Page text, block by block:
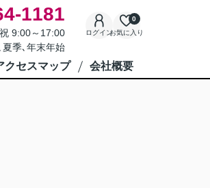
1181
9:00～17:00
季､年末年始
ログインお気に入り
0
クセスマップ 会社概要